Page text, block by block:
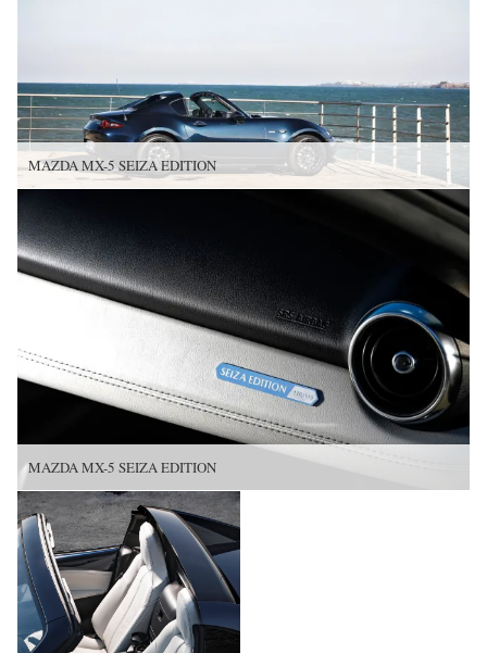
MAZDA MX-5 SEIZA EDITION
MAZDA MX-5 SEIZA EDITION